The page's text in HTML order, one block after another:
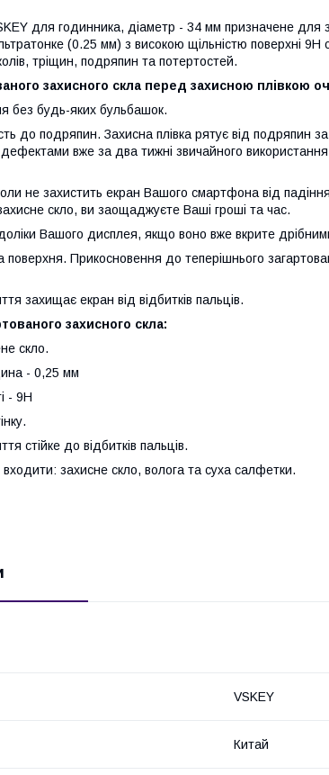
для годинника, діаметр - 34 мм призначене для
(0.25 мм) з високою щільністю поверхні
тріщин, подряпин та потертостей.
захисного скла перед захисною плівкою
без будь-яких бульбашок.
до подряпин. Захисна плівка рятує від подряпин
дефектами вже за два тижні звичайного
не захистить екран Вашого смартфона від
скло, ви заощаджуєте Ваші гроші та час.
Вашого дисплея, якщо воно вже вкрите
Прикосновення до теперішнього
захищає екран від відбитків пальців.
захисного скла:
скло.
- 0,25 мм
- 9H
стійке до відбитків пальців.
входити: захисне скло, волога та суха салфетки.
VSKEY
Китай